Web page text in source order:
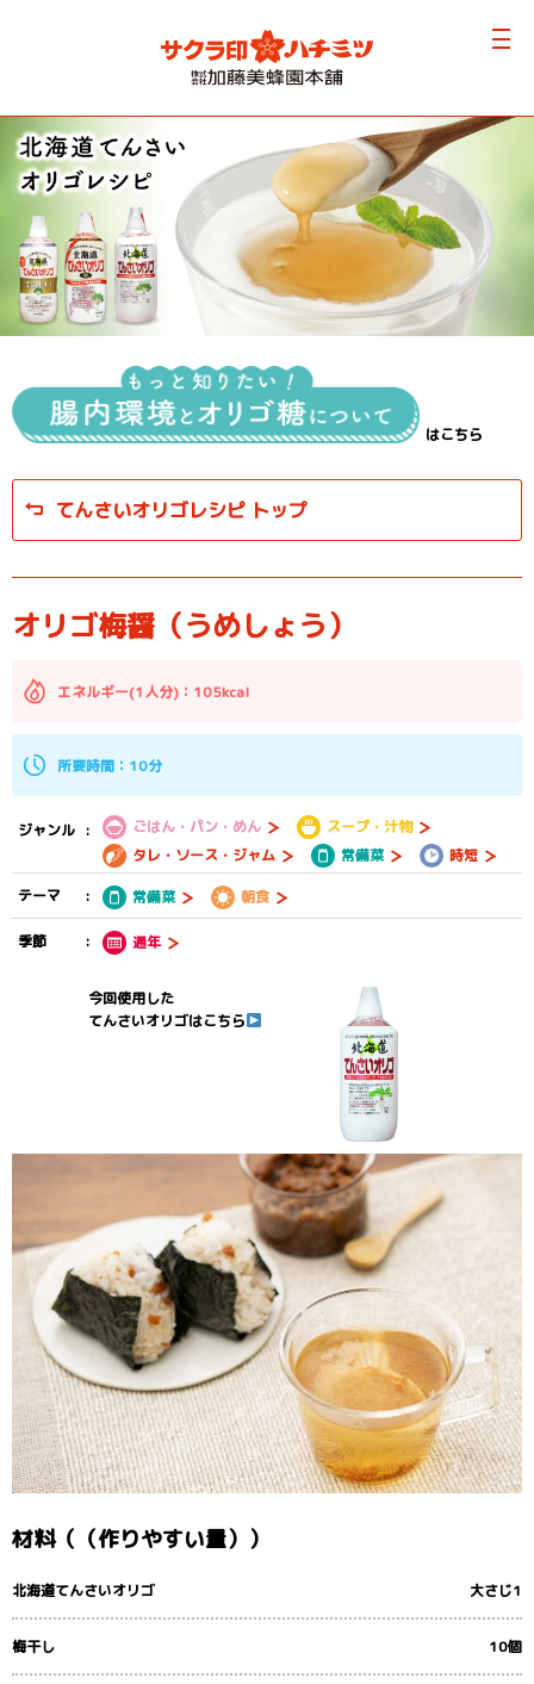
はこちら
てんさいオリゴレシピ トップ
オリゴ梅醤（うめしょう）
エネルギー(1人分)：105kcal
所要時間：10分
ジャンル ごはん・パン・めん
スープ・汁物
タレ・ソース・ジャム
常備菜
時短
テーマ
常備菜 朝食
季節 通年
今回使用した
てんさいオリゴはこちら
材料（（作りやすい量））
北海道てんさいオリゴ 大さじ1
梅干し 10個